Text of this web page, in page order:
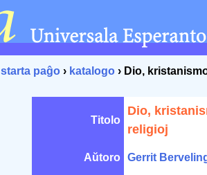
starta paĝo › katalogo › Dio,
Titolo
Dio,
religioj
Aŭtoro Gerrit